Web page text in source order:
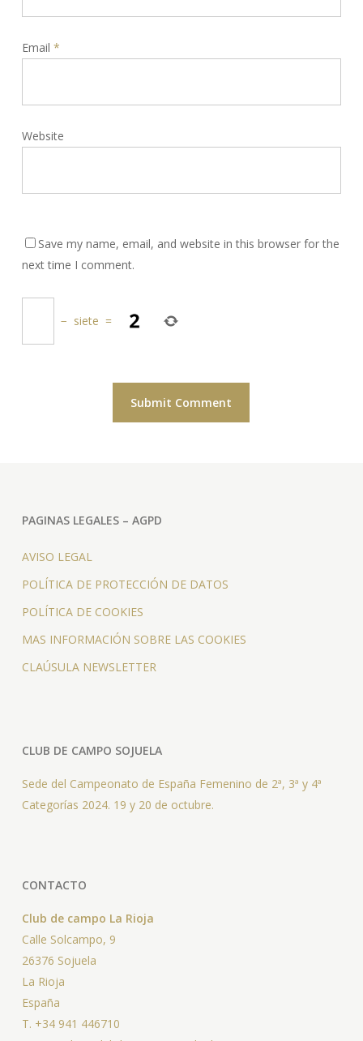
Email *
Website
Save my name, email, and website in this browser for the
next time I comment.
− siete =
PAGINAS LEGALES – AGPD
AVISO LEGAL
POLÍTICA DE PROTECCIÓN DE DATOS
POLÍTICA DE COOKIES
MAS INFORMACIÓN SOBRE LAS COOKIES
CLAÚSULA NEWSLETTER
CLUB DE CAMPO SOJUELA
Sede del Campeonato de España Femenino de 2ª, 3ª y 4ª
Categorías 2024. 19 y 20 de octubre.
CONTACTO
Club de campo La Rioja
Calle Solcampo, 9
26376 Sojuela
La Rioja
España
T. +34 941 446710